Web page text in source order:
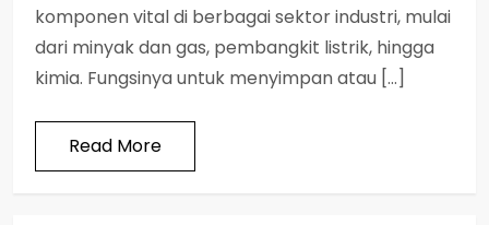
komponen vital di berbagai sektor industri, mulai
dari minyak dan gas, pembangkit listrik, hingga
kimia. Fungsinya untuk menyimpan atau […]
Read More